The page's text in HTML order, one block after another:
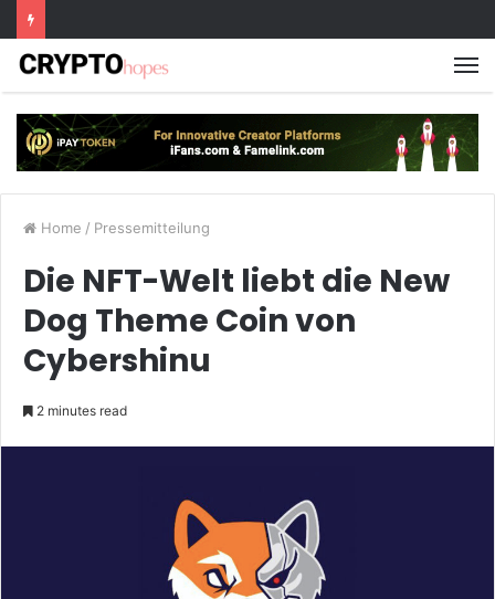
Home / Pressemitteilung
Die NFT-Welt liebt die New
Dog Theme Coin von
Cybershinu
2 minutes read